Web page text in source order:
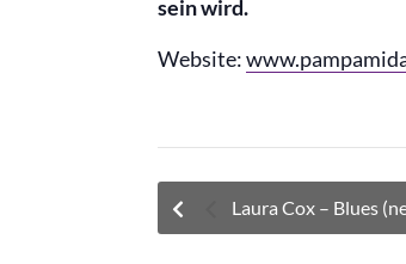
sein wird.
Website:
Laura Cox – Blues